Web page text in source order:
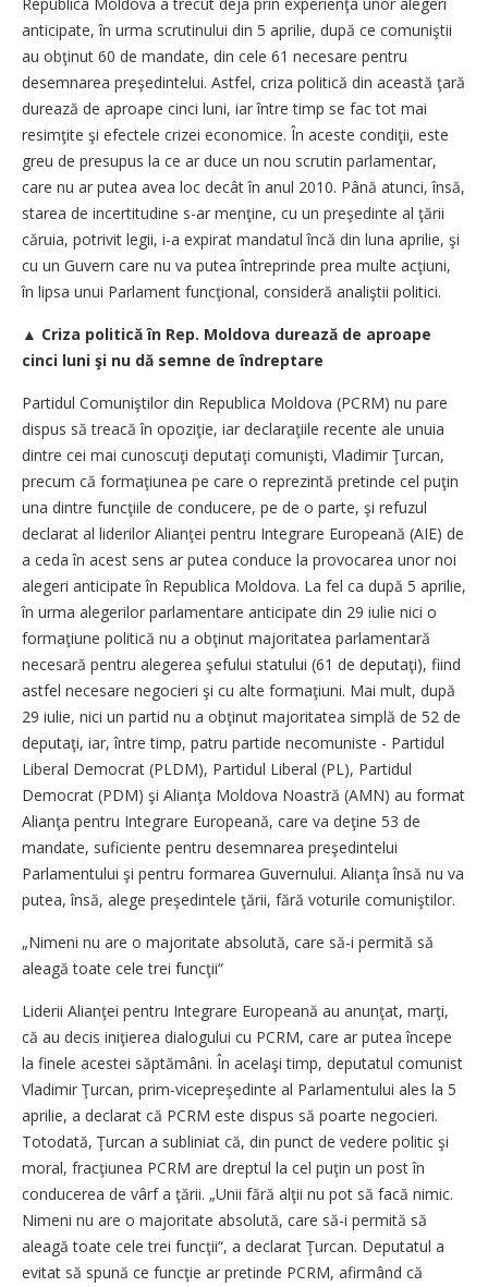
anticipate, în urma scrutinului din 5 aprilie, după ce comuniştii
au obţinut 60 de mandate, din cele 61 necesare pentru
desemnarea preşedintelui. Astfel, criza politică din această ţară
durează de aproape cinci luni, iar între timp se fac tot mai
resimţite şi efectele crizei economice. În aceste condiţii, este
greu de presupus la ce ar duce un nou scrutin parlamentar,
care nu ar putea avea loc decât în anul 2010. Până atunci, însă,
starea de incertitudine s-ar menţine, cu un preşedinte al ţării
căruia, potrivit legii, i-a expirat mandatul încă din luna aprilie, şi
cu un Guvern care nu va putea întreprinde prea multe acţiuni,
în lipsa unui Parlament funcţional, consideră analiştii politici.
▲ Criza politică în Rep. Moldova durează de aproape
cinci luni şi nu dă semne de îndreptare
Partidul Comuniştilor din Republica Moldova (PCRM) nu pare
dispus să treacă în opoziţie, iar declaraţiile recente ale unuia
dintre cei mai cunoscuţi deputaţi comunişti, Vladimir Ţurcan,
precum că formaţiunea pe care o reprezintă pretinde cel puţin
una dintre funcţiile de conducere, pe de o parte, şi refuzul
declarat al liderilor Alianţei pentru Integrare Europeană (AIE) de
a ceda în acest sens ar putea conduce la provocarea unor noi
alegeri anticipate în Republica Moldova. La fel ca după 5 aprilie,
în urma alegerilor parlamentare anticipate din 29 iulie nici o
formaţiune politică nu a obţinut majoritatea parlamentară
necesară pentru alegerea şefului statului (61 de deputaţi), fiind
astfel necesare negocieri şi cu alte formaţiuni. Mai mult, după
29 iulie, nici un partid nu a obţinut majoritatea simplă de 52 de
deputaţi, iar, între timp, patru partide necomuniste - Partidul
Liberal Democrat (PLDM), Partidul Liberal (PL), Partidul
Democrat (PDM) şi Alianţa Moldova Noastră (AMN) au format
Alianţa pentru Integrare Europeană, care va deţine 53 de
mandate, suficiente pentru desemnarea preşedintelui
Parlamentului şi pentru formarea Guvernului. Alianţa însă nu va
putea, însă, alege preşedintele ţării, fără voturile comuniştilor.
„Nimeni nu are o majoritate absolută, care să-i permită să
aleagă toate cele trei funcţii“
Liderii Alianţei pentru Integrare Europeană au anunţat, marţi,
că au decis iniţierea dialogului cu PCRM, care ar putea începe
la finele acestei săptămâni. În acelaşi timp, deputatul comunist
Vladimir Ţurcan, prim-vicepreşedinte al Parlamentului ales la 5
aprilie, a declarat că PCRM este dispus să poarte negocieri.
Totodată, Ţurcan a subliniat că, din punct de vedere politic şi
moral, fracţiunea PCRM are dreptul la cel puţin un post în
conducerea de vârf a ţării. „Unii fără alţii nu pot să facă nimic.
Nimeni nu are o majoritate absolută, care să-i permită să
aleagă toate cele trei funcţii“, a declarat Ţurcan. Deputatul a
evitat să spună ce funcţie ar pretinde PCRM, afirmând că